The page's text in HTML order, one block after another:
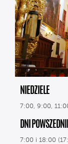
NIEDZIELE
7:00, 9:00,
DNI
7:00 i 18:00